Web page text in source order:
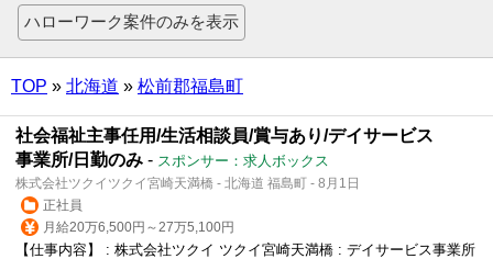
TOP » 北海道 » 松前郡福島町
社会福祉主事任用/生活相談員/賞与あり/デイサービス
事業所/日勤のみ - スポンサー：求人ボックス
株式会社ツクイツクイ宮崎天満橋 - 北海道 福島町 - 8月1日
正社員
月給20万6,500円～27万5,100円
【仕事内容】 : 株式会社ツクイ ツクイ宮崎天満橋 : デイサービス事業所